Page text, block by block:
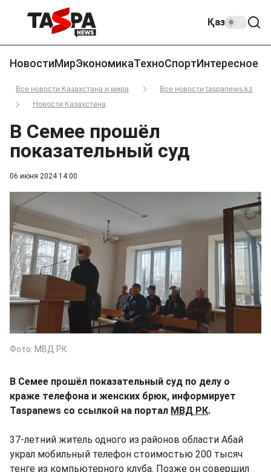
Қаз
НовостиМирЭкономикаТехноСпортИнтересное
Все новости Казахстана и мира
Все новости taspanews.kz
Новости Казахстана
06 июня 2024 14:00
В Семее прошёл
показательный суд
Фото: МВД РК
В Семее прошёл показательный суд по делу о
краже телефона и женских брюк, информирует
Taspanews со ссылкой на портал МВД РК.
37-летний житель одного из районов области Абай
украл мобильный телефон стоимостью 200 тысяч
тенге из компьютерного клуба. Позже он совершил